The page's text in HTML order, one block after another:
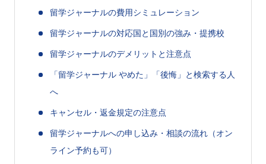
留学ジャーナルの費用シミュレーション
留学ジャーナルの対応国と国別の強み・提携校
留学ジャーナルのデメリットと注意点
「留学ジャーナル やめた」「後悔」と検索する人
へ
キャンセル・返金規定の注意点
留学ジャーナルへの申し込み・相談の流れ（オン
ライン予約も可）